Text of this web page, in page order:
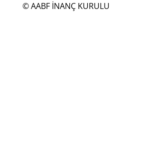
© AABF İNANÇ KURULU